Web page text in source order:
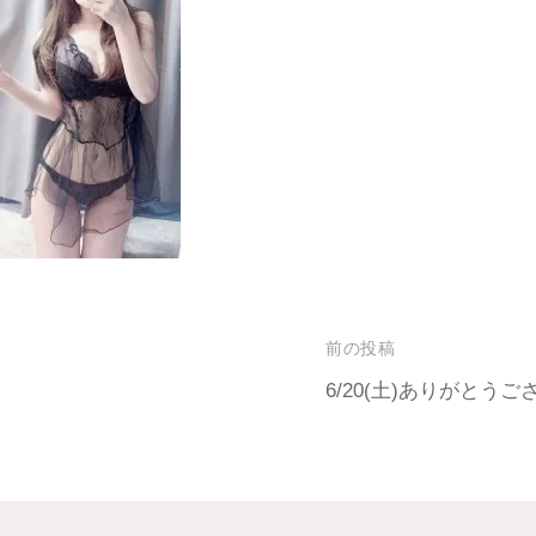
前の投稿
6/20(土)ありがとうご